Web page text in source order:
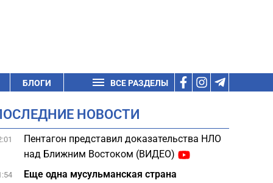
БЛОГИ ВСЕ РАЗДЕЛЫ
НОВОСТИ
Пентагон представил доказательства НЛО
над Ближним Востоком (ВИДЕО)
Еще одна мусульманская страна